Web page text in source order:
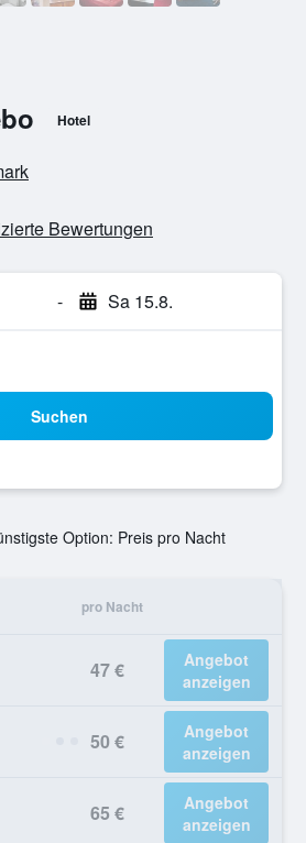
Hotel
Bewertungen
- Sa 15.8.
Suchen
Option: Preis pro Nacht
pro Nacht
47 €
Angebot
anzeigen
50 €
Angebot
anzeigen
65 €
Angebot
anzeigen